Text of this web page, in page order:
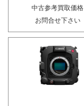
中古参考買取価格
お問合せ下さい